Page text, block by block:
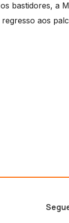
bastidores, a
aos